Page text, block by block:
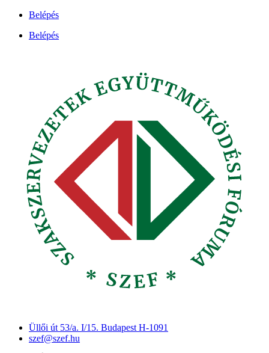
Ugrás
tartalomhoz
Belépés
Belépés
Üllői út 53/a. I/15. Budapest H-1091
szef@szef.hu